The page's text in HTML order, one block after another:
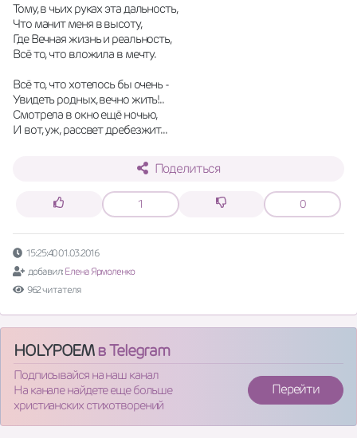
Тому, в чьих руках эта дальность,
Что манит меня в высоту,
Где Вечная жизнь и реальность,
Всё то, что вложила в мечту.
Всё то, что хотелось бы очень -
Увидеть родных, вечно жить!..
Смотрела в окно ещё ночью,
И вот, уж, рассвет дребезжит...
Поделиться
1 0
15:25:40 01.03.2016
добавил: Елена Ярмоленко
962 читателя
HOLYPOEMв Telegram
Подписывайся на наш канал
На канале найдете еще больше
христианских стихотворений
Перейти